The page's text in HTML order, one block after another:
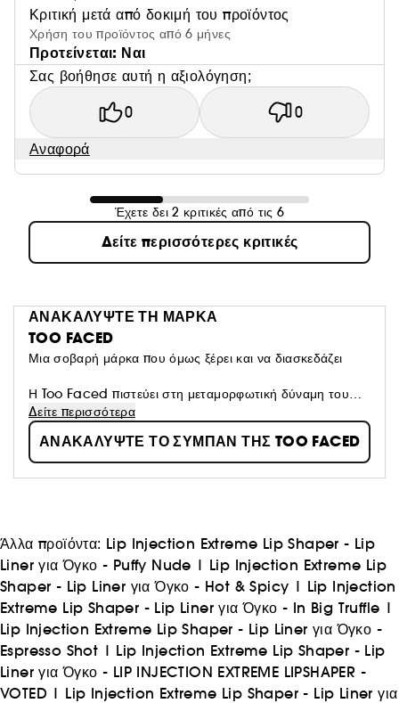
Κριτική μετά από δοκιμή του προϊόντος
Χρήση του προϊόντος από 6 μήνες
Προτείνεται: Ναι
Σας βοήθησε αυτή η αξιολόγηση;
0 0
Αναφορά
Έχετε δει 2 κριτικές από τις 6
Δείτε περισσότερες κριτικές
ΑΝΑΚΑΛΥΨΤΕ ΤΗ ΜΑΡΚΑ
TOO FACED
Μια σοβαρή μάρκα που όμως ξέρει και να διασκεδάζει
Η Too Faced πιστεύει στη μεταμορφωτική δύναμη του
μακιγιάζ. Ενθαρρύνουμε τις γυναίκες να εκφράζονται με
αυτοπεποίθηση, δημιουργικότητα και την ελευθερία να
κάνουν μεγαλύτερα όνειρα από ποτέ. Χρησιμοποιούμε τα
πιο καινοτόμα συστατικά για να δημιουργήσουμε
επαναστατικά και cruelty-free καλλυντικά, ώστε να
Δείτε περισσότερα
ΑΝΑΚΑΛΥΨΤΕ ΤΟ ΣΥΜΠΑΝ ΤΗΣ TOO FACED
Άλλα προϊόντα: Lip Injection Extreme Lip Shaper - Lip
Liner για Όγκο - Puffy Nude | Lip Injection Extreme Lip
Shaper - Lip Liner για Όγκο - Hot & Spicy | Lip Injection
Extreme Lip Shaper - Lip Liner για Όγκο - In Big Truffle |
Lip Injection Extreme Lip Shaper - Lip Liner για Όγκο -
Espresso Shot | Lip Injection Extreme Lip Shaper - Lip
Liner για Όγκο - LIP INJECTION EXTREME LIPSHAPER -
VOTED | Lip Injection Extreme Lip Shaper - Lip Liner για